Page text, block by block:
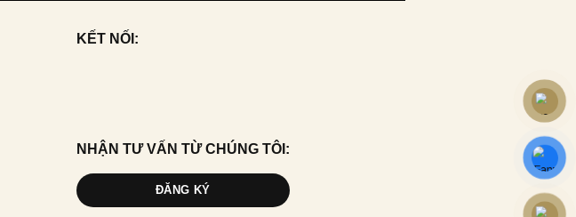
KẾT NỐI:
NHẬN TƯ VẤN TỪ CHÚNG TÔI:
ĐĂNG KÝ